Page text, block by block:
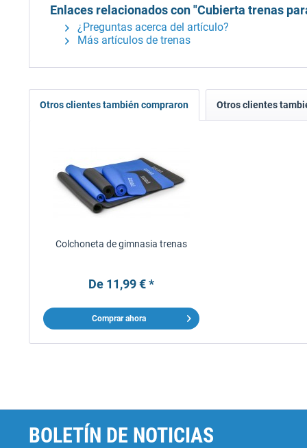
Enlaces relacionados con "Cubierta trenas
¿Preguntas acerca del artículo?
Más artículos de trenas
Otros clientes también compraron Otros clientes
Colchoneta de gimnasia trenas
De 11,99 € *
Comprar ahora
BOLETÍN DE NOTICIAS